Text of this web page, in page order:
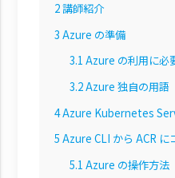
2講師紹介
3 Azure の準備
3.1 Azure の利用に必
3.2Azure 独自の用語
4Azure Kubernetes
5 Azure CLI から ACR に
5.1 Azure の操作方法